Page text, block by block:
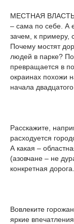
МЕСТНАЯ
– сама по себе. А
зачем, к примеру,
Почему мостят
людей в парке?
превращается в
окраинах похожи
начала
Расскажите,
расходуется
А какая –
(азовчане – не
конкретная дорога.
Вовлеките
яркие